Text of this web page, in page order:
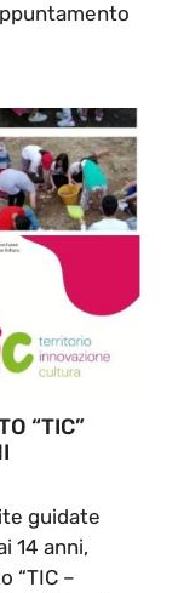
“TIC”
guidate
14 anni,
“TIC –